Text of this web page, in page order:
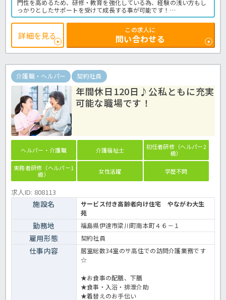
門性を高めるため、研修・教育を強化している為、経験の浅い方もし
っかりとしたサポートを受けて成長する事が可能です！
特別養護老人ホ－ムの介護業務全般です。
＜介護職 契約職員 特別養護老人ホ－ムの求人＞
詳細を見る
この求人に
問い合わせる
介護職・ヘルパー 契約社員
年間休日120日♪公私ともに充実
可能な職場です！
ヘルパー・介護職 介護福祉士
初任者研修（ヘルパー2
級）
実務者研修（ヘルパー1
級）
女性活躍 学歴不問
求人ID: 808113
施設名
サービス付き高齢者向け住宅 やながわ大生
苑
勤務地 福島県伊達市梁川町南本町４６－１
雇用形態 契約社員
仕事内容
居室総数34室のサ高住での訪問介護業務です
☆
★お食事の配膳、下膳
★食事・入浴・排泄介助
★着替えのお手伝い